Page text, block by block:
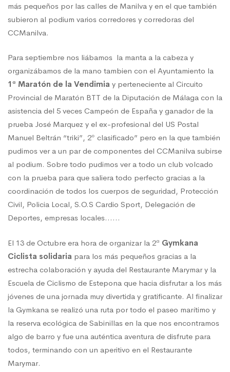
más pequeños por las calles de Manilva y en el que también
subieron al podium varios corredores y corredoras del
CCManilva.
Para septiembre nos liábamos la manta a la cabeza y
organizábamos de la mano tambien con el Ayuntamiento la
1ª Maratón de la Vendimia y perteneciente al Circuito
Provincial de Maratón BTT de la Diputación de Málaga con la
asistencia del 5 veces Campeón de España y ganador de la
prueba José Marquez y el ex-profesional del US Postal
Manuel Beltrán “triki”, 2º clasificado” pero en la que también
pudimos ver a un par de componentes del CCManilva subirse
al podium. Sobre todo pudimos ver a todo un club volcado
con la prueba para que saliera todo perfecto gracias a la
coordinación de todos los cuerpos de seguridad, Protección
Civil, Policia Local, S.O.S Cardio Sport, Delegación de
Deportes, empresas locales……
El 13 de Octubre era hora de organizar la 2ª Gymkana
Ciclista solidaria para los más pequeños gracias a la
estrecha colaboración y ayuda del Restaurante Marymar y la
Escuela de Ciclismo de Estepona que hacia disfrutar a los más
jóvenes de una jornada muy divertida y gratificante. Al finalizar
la Gymkana se realizó una ruta por todo el paseo marítimo y
la reserva ecológica de Sabinillas en la que nos encontramos
algo de barro y fue una auténtica aventura de disfrute para
todos, terminando con un aperitivo en el Restaurante
Marymar.